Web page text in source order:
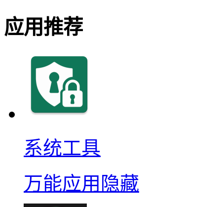
应用推荐
系统工具
万能应用隐藏